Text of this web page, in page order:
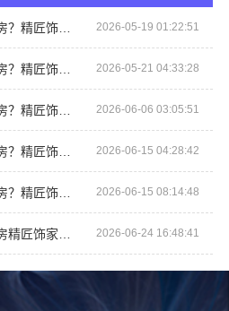
广州番禺家装多少钱新房？精匠饰家（广州）家居建材有限公司 2026-05-19 01:22:51
广州番禺家装多少钱新房？精匠饰家（广州）家居建材有限公司 2026-05-21 04:33:28
广州番禺家装多少钱新房？精匠饰家透明报价全屋装修 2026-06-06 03:05:51
广州番禺家装多少钱新房？精匠饰家透明报价全屋装修 2026-06-15 04:28:42
广州番禺家装多少钱新房？精匠饰家环保整装报价优 2026-06-15 08:14:48
2026-06-24 16:48:41